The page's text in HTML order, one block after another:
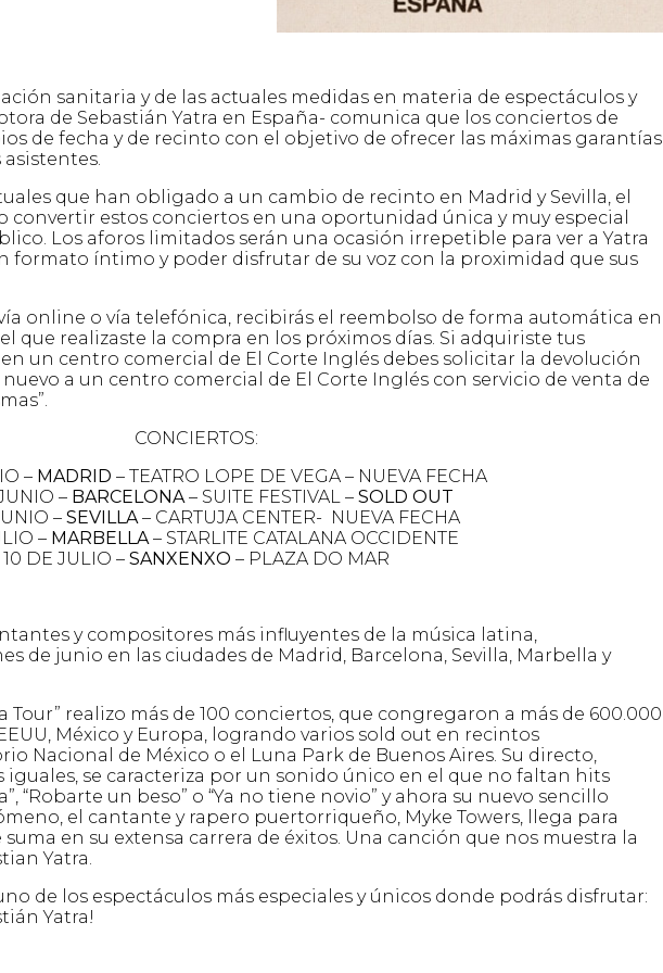
sanitaria y de las actuales medidas en materia de espectáculos y
de Sebastián Yatra en España- comunica que los conciertos de
de fecha y de recinto con el objetivo de ofrecer las máximas garantías
que han obligado a un cambio de recinto en Madrid y Sevilla, el
estos conciertos en una oportunidad única y muy especial
Los aforos limitados serán una ocasión irrepetible para ver a Yatra
formato íntimo y poder disfrutar de su voz con la proximidad que sus
online o vía telefónica, recibirás el reembolso de forma automática en
que realizaste la compra en los próximos días. Si adquiriste tus
un centro comercial de El Corte Inglés debes solicitar la devolución
a un centro comercial de El Corte Inglés con servicio de venta de
CONCIERTOS:
– MADRID – TEATRO LOPE DE VEGA – NUEVA FECHA
– BARCELONA– SUITE FESTIVAL – SOLD OUT
– SEVILLA– CARTUJA CENTER- NUEVA FECHA
– MARBELLA– STARLITE CATALANA OCCIDENTE
10 DE JULIO – SANXENXO – PLAZA DO MAR
y compositores más influyentes de la música latina,
de junio en las ciudades de Madrid, Barcelona, Sevilla, Marbella y
Tour” realizo más de 100 conciertos, que congregaron a más de 600.000
México y Europa, logrando varios sold out en recintos
Nacional de México o el Luna Park de Buenos Aires. Su directo,
se caracteriza por un sonido único en el que no faltan hits
“Robarte un beso” o “Ya no tiene novio” y ahora su nuevo sencillo
el cantante y rapero puertorriqueño, Myke Towers, llega para
en su extensa carrera de éxitos. Una canción que nos muestra la
Yatra.
de los espectáculos más especiales y únicos donde podrás disfrutar:
Yatra!